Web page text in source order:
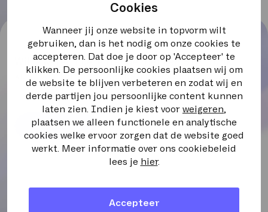
Cookies
Wanneer jij onze website in topvorm wilt
gebruiken, dan is het nodig om onze cookies te
accepteren. Dat doe je door op 'Accepteer' te
klikken. De persoonlijke cookies plaatsen wij om
de website te blijven verbeteren en zodat wij en
derde partijen jou persoonlijke content kunnen
laten zien. Indien je kiest voor weigeren
plaatsen we alleen functionele en analytische
cookies welke ervoor zorgen dat de website goed
werkt. Meer informatie over ons cookiebeleid
lees je hier.
Accepteer
Wil je weten hoe je fraude met een SIP trunk
kunt voorkomen? Lees dan de volgende blog.
Naar de blog